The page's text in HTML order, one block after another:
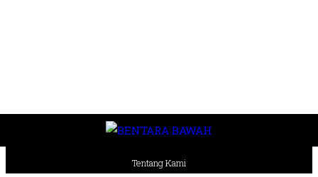
Tentang Kami